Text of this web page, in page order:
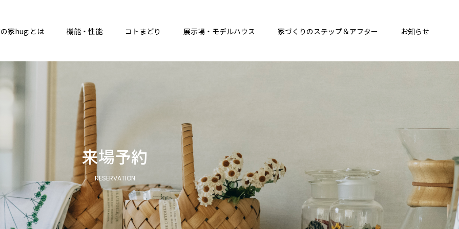
家hug:とは 機能・性能 コトまどり 展示場・モデルハウス 家づくりのステップ＆アフター お知らせ
来場予約
RESERVATION